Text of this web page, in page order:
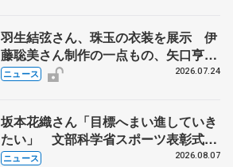
羽生結弦さん、珠玉の衣装を展示 伊
藤聡美さん制作の一点もの、矢口亨さ
んが撮影
ニュース 2026.07.24
坂本花織さん「目標へまい進していき
たい」 文部科学省スポーツ表彰式で
代表謝辞
ニュース 2026.08.07